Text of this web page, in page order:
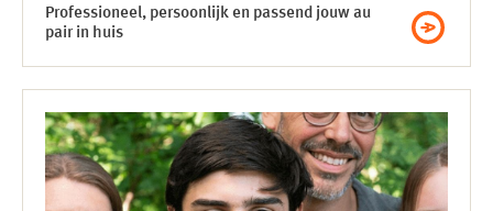
Professioneel, persoonlijk en passend jouw au
pair in huis